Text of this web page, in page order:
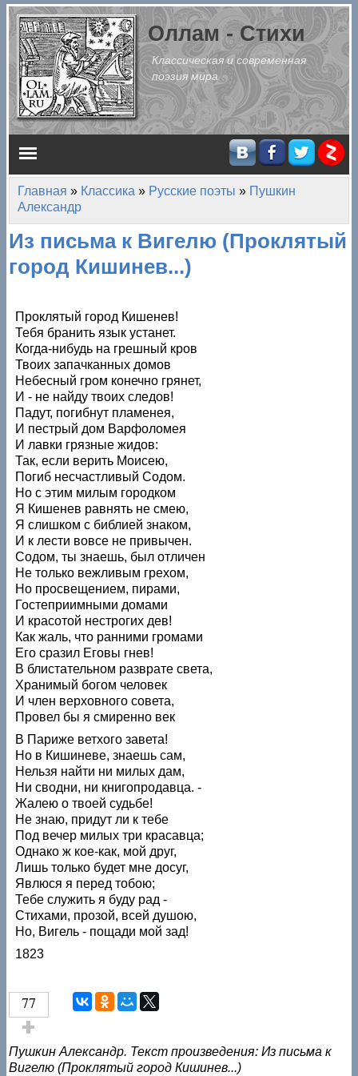
Перейти к основному содержанию
Оллам - Стихи
Классическая и современная
поэзия мира
Главное меню
Вы здесь
Главная » Классика » Русские поэты » Пушкин
Александр
Из письма к Вигелю (Проклятый
город Кишинев...)
Проклятый город Кишенев!
Тебя бранить язык устанет.
Когда-нибудь на грешный кров
Твоих запачканных домов
Небесный гром конечно грянет,
И - не найду твоих следов!
Падут, погибнут пламенея,
И пестрый дом Варфоломея
И лавки грязные жидов:
Так, если верить Моисею,
Погиб несчастливый Содом.
Но с этим милым городком
Я Кишенев равнять не смею,
Я слишком с библией знаком,
И к лести вовсе не привычен.
Содом, ты знаешь, был отличен
Не только вежливым грехом,
Но просвещением, пирами,
Гостеприимными домами
И красотой нестрогих дев!
Как жаль, что ранними громами
Его сразил Еговы гнев!
В блистательном разврате света,
Хранимый богом человек
И член верховного совета,
Провел бы я смиренно век
В Париже ветхого завета!
Но в Кишиневе, знаешь сам,
Нельзя найти ни милых дам,
Ни сводни, ни книгопродавца. -
Жалею о твоей судьбе!
Не знаю, придут ли к тебе
Под вечер милых три красавца;
Однако ж кое-как, мой друг,
Лишь только будет мне досуг,
Явлюся я перед тобою;
Тебе служить я буду рад -
Стихами, прозой, всей душою,
Но, Вигель - пощади мой зад!
1823
77
Голос за!
Пушкин Александр. Текст произведения: Из письма к
Вигелю (Проклятый город Кишинев...)